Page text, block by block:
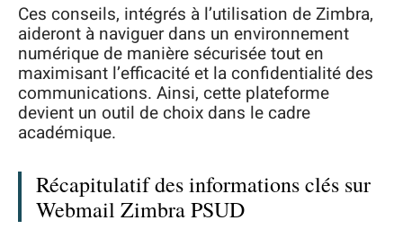
Ces conseils, intégrés à l’utilisation de Zimbra,
aideront à naviguer dans un environnement
numérique de manière sécurisée tout en
maximisant l’efficacité et la confidentialité des
communications. Ainsi, cette plateforme
devient un outil de choix dans le cadre
académique.
Récapitulatif des informations clés sur
Webmail Zimbra PSUD